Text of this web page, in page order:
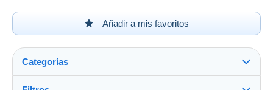
Añadir a mis favoritos
Categorías